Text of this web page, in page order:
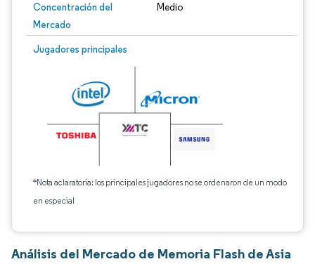
Concentración del
Mercado
Medio
Jugadores principales
*Nota aclaratoria: los principales jugadores no se ordenaron de un modo
en especial
Análisis del Mercado de Memoria Flash de Asia